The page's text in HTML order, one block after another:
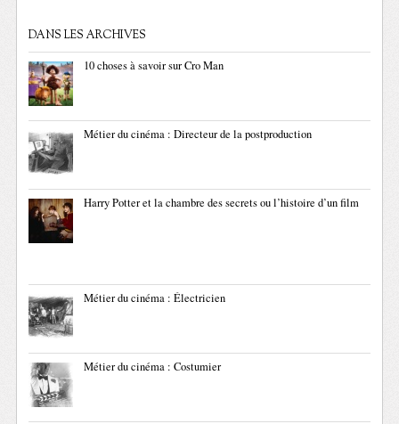
DANS LES ARCHIVES
10 choses à savoir sur Cro Man
Métier du cinéma : Directeur de la postproduction
Harry Potter et la chambre des secrets ou l’histoire d’un film
Métier du cinéma : Électricien
Métier du cinéma : Costumier